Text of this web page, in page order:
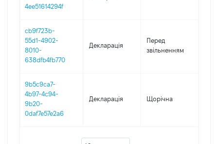
4ee51614294f
cb9f723b-
55d1-4902-
8010-
638dfb4fb770
Декларація
Перед
звільненням
9b5c9ca7-
4b97-4c94-
9b20-
0daf7e57e2a6
Декларація Щорічна